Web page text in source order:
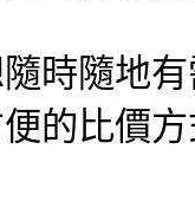
時隨地
的比價